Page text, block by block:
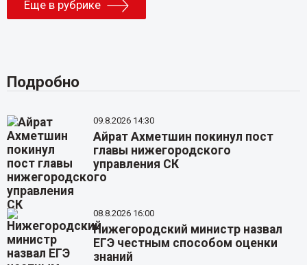
Еще в рубрике
Подробно
09.8.2026 14:30
Айрат Ахметшин покинул пост
главы нижегородского
управления СК
08.8.2026 16:00
Нижегородский министр назвал
ЕГЭ честным способом оценки
знаний